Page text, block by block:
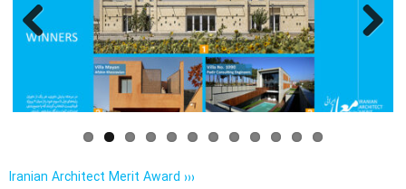
Previo
Iranian Architect Merit Award ›››